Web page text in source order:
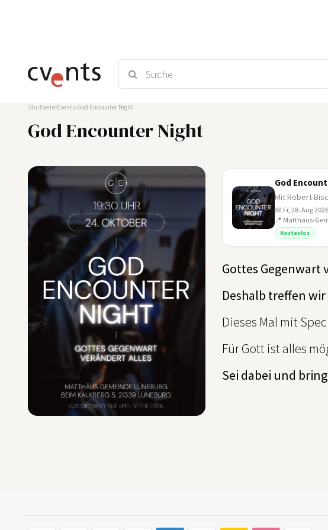
Startseite Events God Encounter Night
God Encounter Night
God
Mit Robert
📅 Fr, 28. Aug
📍 Matthäus-
Kostenlos
Gottes Gegenwart
Deshalb treffen
Dieses Mal mit
Für Gott ist alles
Sei dabei und